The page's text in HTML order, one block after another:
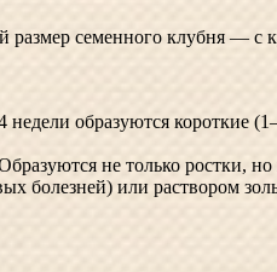
семенного клубня — с
образуются короткие
не только ростки,
болезней) или раствором